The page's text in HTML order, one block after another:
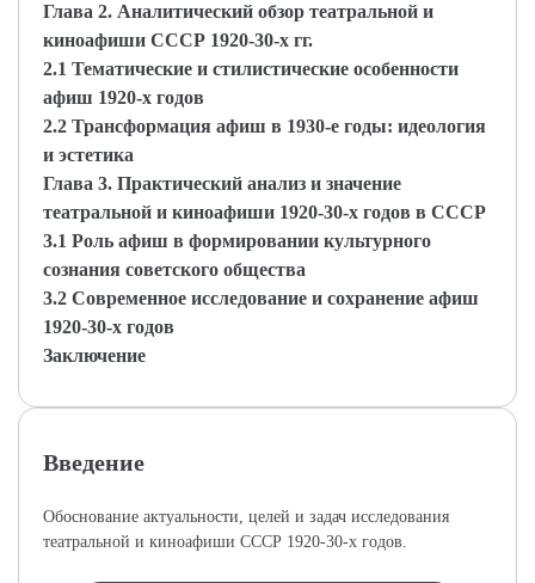
Глава 2. Аналитический обзор театральной и
киноафиши СССР 1920-30-х гг.
2.1 Тематические и стилистические особенности
афиш 1920-х годов
2.2 Трансформация афиш в 1930-е годы: идеология
и эстетика
Глава 3. Практический анализ и значение
театральной и киноафиши 1920-30-х годов в СССР
3.1 Роль афиш в формировании культурного
сознания советского общества
3.2 Современное исследование и сохранение афиш
1920-30-х годов
Заключение
Введение
Обоснование актуальности, целей и задач исследования
театральной и киноафиши СССР 1920-30-х годов.